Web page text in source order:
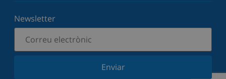
Newsletter
Enviar